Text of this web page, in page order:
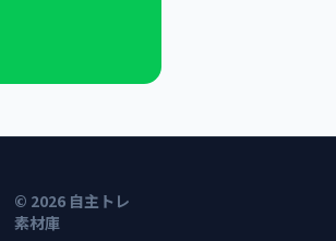
© 2026自主トレ
素材庫